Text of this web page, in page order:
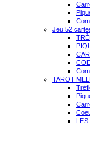
Jeu 52
TAROT
LES